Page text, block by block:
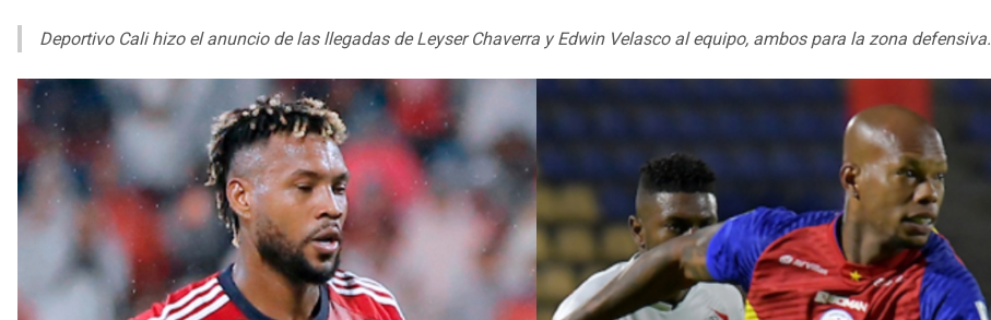
Deportivo Cali hizo el anuncio de las llegadas de Leyser Chaverra y Edwin Velasco al equipo, ambos para la zona defensiva.